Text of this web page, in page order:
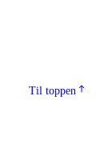
Til toppen